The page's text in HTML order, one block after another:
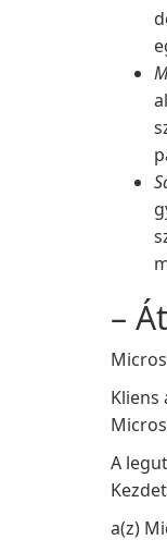
–
Kliens
A
a(z)